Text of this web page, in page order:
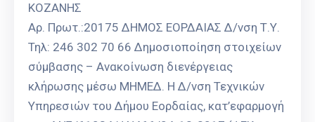
Αρ. Πρωτ.:20175 ΔΗΜΟΣ ΕΟΡΔΑΙΑΣ Δ/νση Τ.Υ.
Τηλ: 246 302 70 66 Δημοσιοποίηση στοιχείων
σύμβασης – Ανακοίνωση διενέργειας
κλήρωσης μέσω ΜΗΜΕΔ. Η Δ/νση Τεχνικών
Υπηρεσιών του Δήμου Εορδαίας, κατ’εφαρμογή